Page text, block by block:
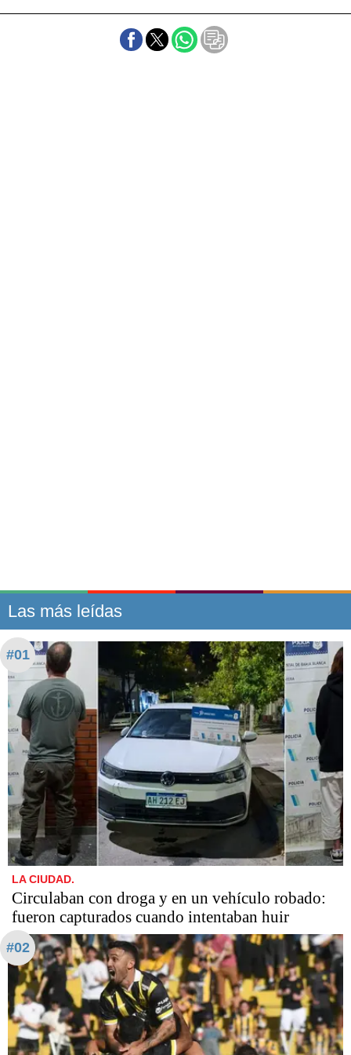
Las más leídas
#01
LA CIUDAD.
Circulaban con droga y en un vehículo robado:
fueron capturados cuando intentaban huir
#02